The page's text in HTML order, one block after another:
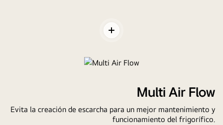
Alternar
Multi Air Flow
Evita la creación de escarcha para un mejor mantenimiento y
funcionamiento del frigorífico.